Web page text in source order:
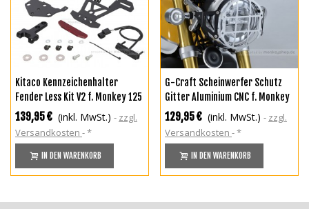
Kitaco Kennzeichenhalter
Fender Less Kit V2 f. Monkey 125
139,95 € (inkl. MwSt.)
zzgl.
Versandkosten
*
IN DEN WARENKORB
G-Craft Scheinwerfer Schutz
Gitter Aluminium CNC f. Monkey
125
129,95 € (inkl. MwSt.)
zzgl.
Versandkosten
*
IN DEN WARENKORB